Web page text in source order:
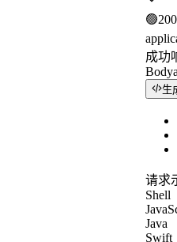
🟢200
成功
Body
生
请求
Shell
Java
Swift